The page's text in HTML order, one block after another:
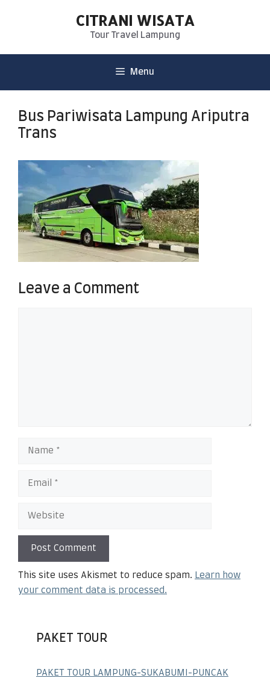
CITRANI WISATA
Tour Travel Lampung
Menu
Bus Pariwisata Lampung Ariputra
Trans
Leave a Comment
This site uses Akismet to reduce spam. Learn how
your comment data is processed.
PAKET TOUR
PAKET TOUR LAMPUNG-SUKABUMI-PUNCAK